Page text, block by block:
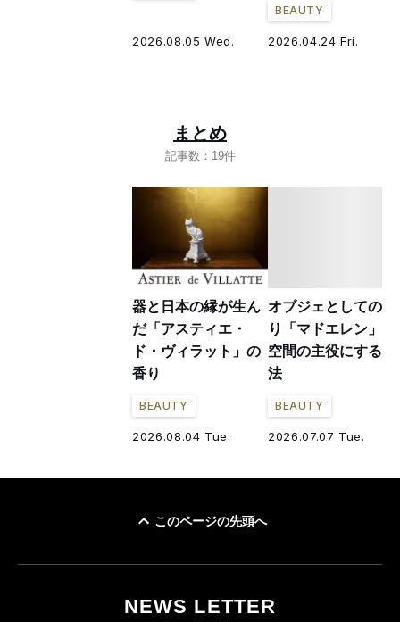
2026.08.05 Wed.
BEAUTY
2026.04.24 Fri.
まとめ
記事数：19件
器と日本の縁が生ん
だ「アスティエ・
ド・ヴィラット」の
香り
BEAUTY
2026.08.04 Tue.
オブジェとしての香
り「マドエレン」を
空間の主役にする方
法
BEAUTY
2026.07.07 Tue.
このページの先頭へ
NEWS LETTER